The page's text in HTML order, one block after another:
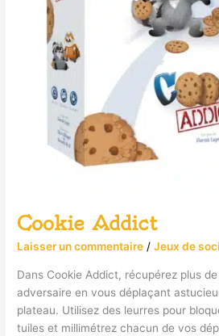
Cookie Addict
Laisser un commentaire /Jeux de
Dans Cookie Addict, récupérez plus
adversaire en vous déplaçant
plateau. Utilisez des leurres pour
tuiles et millimétrez chacun de vos